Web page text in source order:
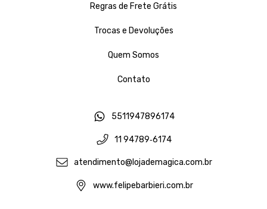
Regras de Frete Grátis
Trocas e Devoluções
Quem Somos
Contato
5511947896174
11 94789‑6174‬
atendimento@lojademagica.com.br
www.felipebarbieri.com.br